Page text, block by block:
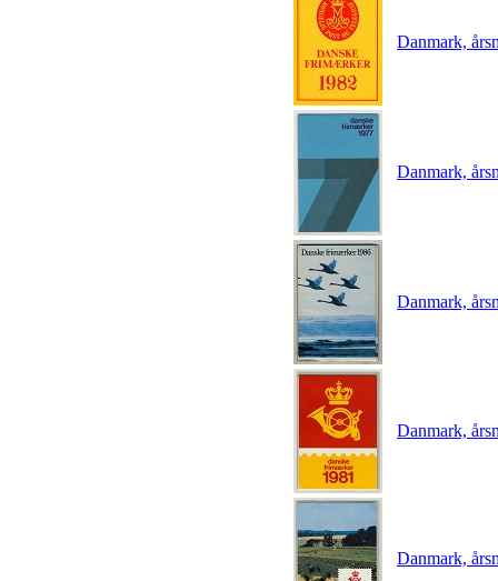
Danmark,
Danmark,
Danmark,
Danmark,
Danmark,